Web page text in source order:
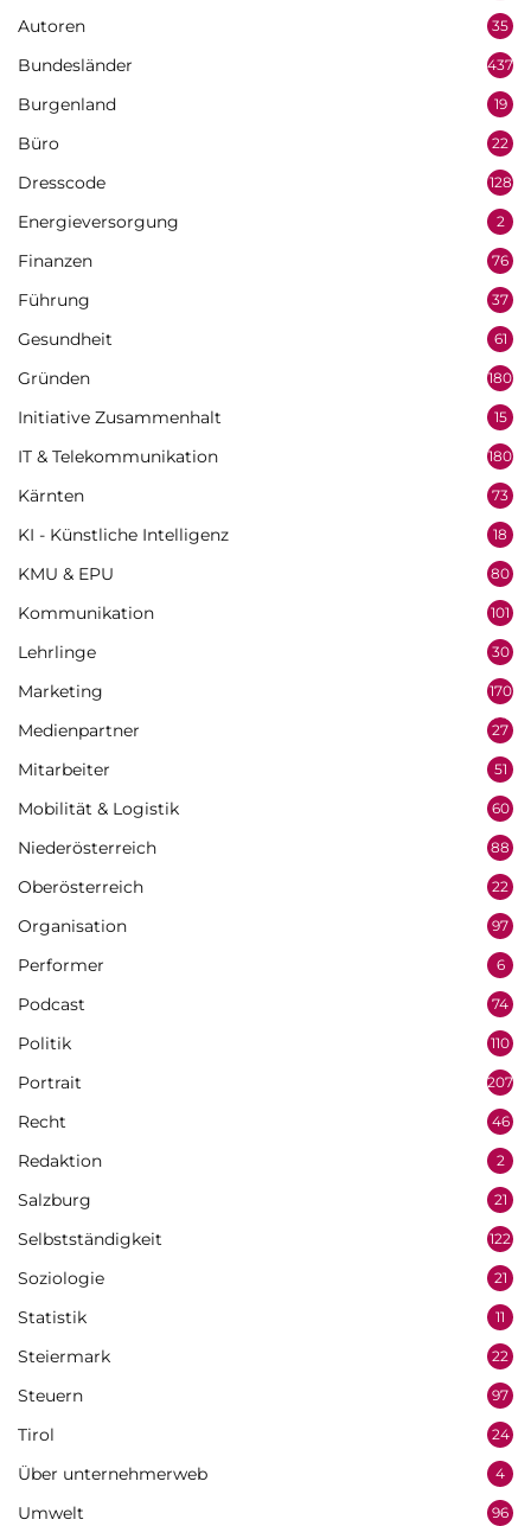
Autoren 35
Bundesländer 437
Burgenland 19
Büro 22
Dresscode 128
Energieversorgung 2
Finanzen 76
Führung 37
Gesundheit 61
Gründen 180
Initiative Zusammenhalt 15
IT & Telekommunikation 180
Kärnten 73
KI - Künstliche Intelligenz 18
KMU & EPU 80
Kommunikation 101
Lehrlinge 30
Marketing 170
Medienpartner 27
Mitarbeiter 51
Mobilität & Logistik 60
Niederösterreich 88
Oberösterreich 22
Organisation 97
Performer 6
Podcast 74
Politik 110
Portrait 207
Recht 46
Redaktion 2
Salzburg 21
Selbstständigkeit 122
Soziologie 21
Statistik 11
Steiermark 22
Steuern 97
Tirol 24
Über unternehmerweb 4
Umwelt 96